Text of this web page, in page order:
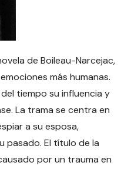
de Boileau-Narcejac,
más humanas.
tiempo su influencia y
La trama se centra en
a su esposa,
pasado. El título de la
por un trauma en